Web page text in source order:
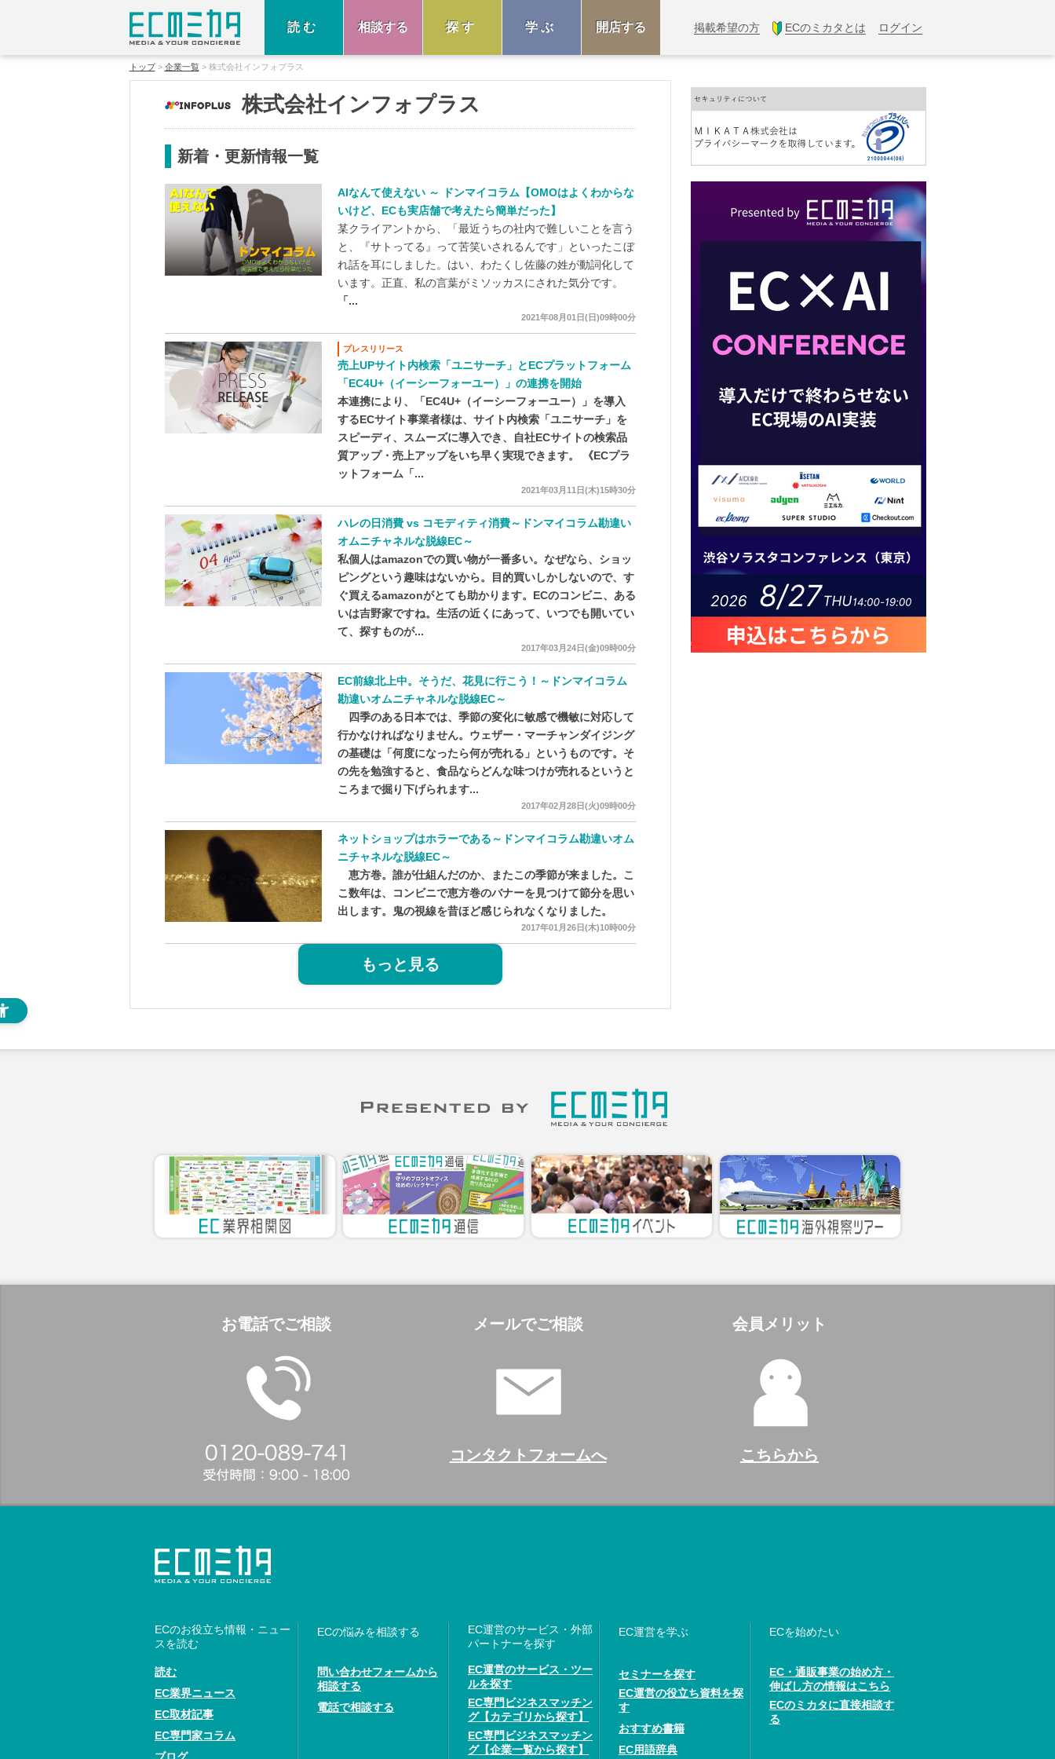
読む 相談する 探す 学ぶ 開店する 掲載希望の方 ECのミカタとは ログイン
トップ 企業一覧 株式会社インフォプラス
株式会社インフォプラス
新着・更新情報一覧
AIなんて使えない ～ ドンマイコラム【OMOはよくわからな
いけど、ECも実店舗で考えたら簡単だった】
某クライアントから、「最近うちの社内で難しいことを言う
と、『サトってる』って苦笑いされるんです」といったこぼ
れ話を耳にしました。はい、わたくし佐藤の姓が動詞化して
います。正直、私の言葉がミソッカスにされた気分です。
「...
2021年08月01日(日)09時00分
プレスリリース
売上UPサイト内検索「ユニサーチ」とECプラットフォーム
「EC4U+（イーシーフォーユー）」の連携を開始
本連携により、「EC4U+（イーシーフォーユー）」を導入
するECサイト事業者様は、サイト内検索「ユニサーチ」を
スピーディ、スムーズに導入でき、自社ECサイトの検索品
質アップ・売上アップをいち早く実現できます。 《ECプラ
ットフォーム「...
2021年03月11日(木)15時30分
ハレの日消費 vs コモディティ消費～ドンマイコラム勘違い
オムニチャネルな脱線EC～
私個人はamazonでの買い物が一番多い。なぜなら、ショッ
ピングという趣味はないから。目的買いしかしないので、す
ぐ買えるamazonがとても助かります。ECのコンビニ、ある
いは吉野家ですね。生活の近くにあって、いつでも開いてい
て、探すものが...
2017年03月24日(金)09時00分
EC前線北上中。そうだ、花見に行こう！～ドンマイコラム
勘違いオムニチャネルな脱線EC～
四季のある日本では、季節の変化に敏感で機敏に対応して
行かなければなりません。ウェザー・マーチャンダイジング
の基礎は「何度になったら何が売れる」というものです。そ
の先を勉強すると、食品ならどんな味つけが売れるというと
ころまで掘り下げられます...
2017年02月28日(火)09時00分
ネットショップはホラーである～ドンマイコラム勘違いオム
ニチャネルな脱線EC～
恵方巻。誰が仕組んだのか、またこの季節が来ました。こ
こ数年は、コンビニで恵方巻のバナーを見つけて節分を思い
出します。鬼の視線を昔ほど感じられなくなりました。
2017年01月26日(木)10時00分
もっと見る
お電話でご相談 メールでご相談
コンタクトフォームへ
会員メリット
こちらから
ECのお役立ち情報・ニュー
スを読む
読む
EC業界ニュース
EC取材記事
EC専門家コラム
ECの悩みを相談する
問い合わせフォームから
相談する
電話で相談する
EC運営のサービス・外部
パートナーを探す
EC運営のサービス・ツー
ルを探す
EC専門ビジネスマッチン
グ【カテゴリから探す】
EC専門ビジネスマッチン
グ【企業一覧から探す】
EC運営を学ぶ
セミナーを探す
EC運営の役立ち資料を探
す
おすすめ書籍
EC用語辞典
ECを始めたい
EC・通販事業の始め方・
伸ばし方の情報はこちら
ECのミカタに直接相談す
る